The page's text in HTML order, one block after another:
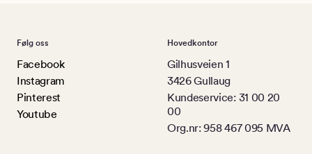
Følg oss
Facebook
Instagram
Pinterest
Youtube
Hovedkontor
Gilhusveien 1
3426 Gullaug
Kundeservice: 31 00 20
00
Org.nr: 958 467 095 MVA